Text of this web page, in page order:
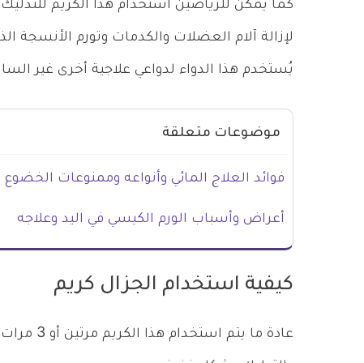
كما يمكن للرياضين استخدام هذا الكريم
لإزالة آلام العضلات والكدمات وتورم الأنسجة
يُستخدم هذا الدواء لدواعي علاجية أخرى غير
موضوعات متعلقة
فوائد العلاج المائي وأنواعه وممنوعات الخضوع
أعراض وأسباب الورم الكيسي في اليد وعلاجه
كيفية استخدام الجزال كريم
عادة ما